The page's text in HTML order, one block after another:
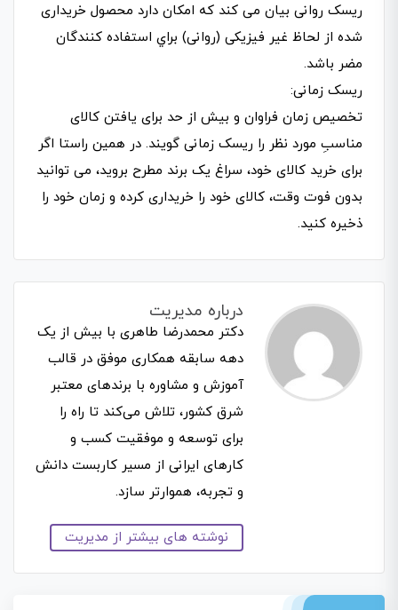
ریسک روانی بیان می کند که امکان دارد محصول خریداری
شده از لحاظ غیر فیزیکی (روانی) براي استفاده کنندگان
مضر باشد.
ریسک زمانی:
تخصیص زمان فراوان و بیش از حد برای یافتن کالای
مناسبِ مورد نظر را ریسک زمانی گویند. در همین راستا اگر
برای خرید کالای خود، سراغ یک برند مطرح بروید، می توانید
بدون فوت وقت، کالای خود را خریداری کرده و زمان خود را
ذخیره کنید.
درباره مدیریت
دکتر محمدرضا طاهری با بیش از یک
دهه سابقه همکاری موفق در قالب
آموزش و مشاوره با برندهای معتبر
شرق کشور، تلاش می‌کند تا راه را
برای توسعه و موفقیت کسب و
کارهای ایرانی از مسیر کاربست دانش
و تجربه، هموارتر سازد.
نوشته های بیشتر از مدیریت